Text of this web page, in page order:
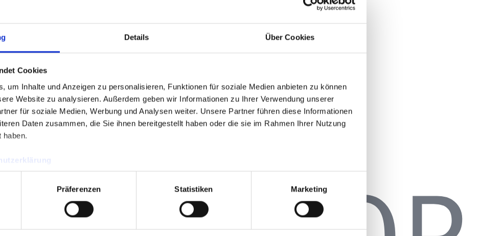
Details Über Cookies
Cookies
um Inhalte und Anzeigen zu personalisieren, Funktionen für soziale Medien anbieten zu können
Website zu analysieren. Außerdem geben wir Informationen zu Ihrer Verwendung unserer
für soziale Medien, Werbung und Analysen weiter. Unsere Partner führen diese Informationen
Daten zusammen, die Sie ihnen bereitgestellt haben oder die sie im Rahmen Ihrer Nutzung
haben.
Präferenzen Statistiken Marketing